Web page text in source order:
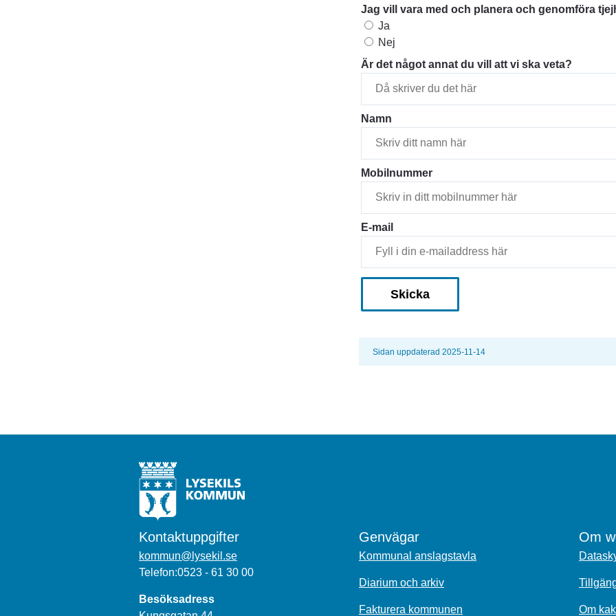
Jag vill vara med och planera och genomföra
Jag vill vara med och planera och genomföra tjejhäng
Ja
Nej
Är det något annat du vill att vi ska veta?
Namn
Mobilnummer
E-mail
Sidan uppdaterad 2025-11-14
Kontaktuppgifter
kommun@lysekil.se
Telefon:0523 - 61 30 00
Besöksadress
Genvägar
Kommunal anslagstavla
Diarium och arkiv
Fakturera kommunen
Om
Om